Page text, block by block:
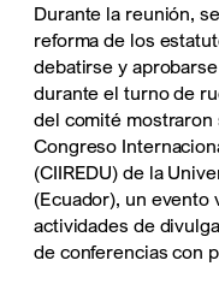
Durante la reunión,
reforma de los
debatirse y
durante el turno de
del comité mostraron
Congreso
(CIIREDU) de la
(Ecuador), un
actividades de
de conferencias con